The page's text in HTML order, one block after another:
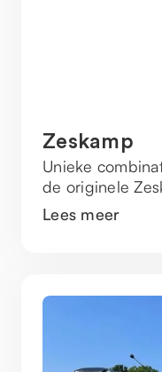
Zeskamp
Unieke
de originele
Lees meer